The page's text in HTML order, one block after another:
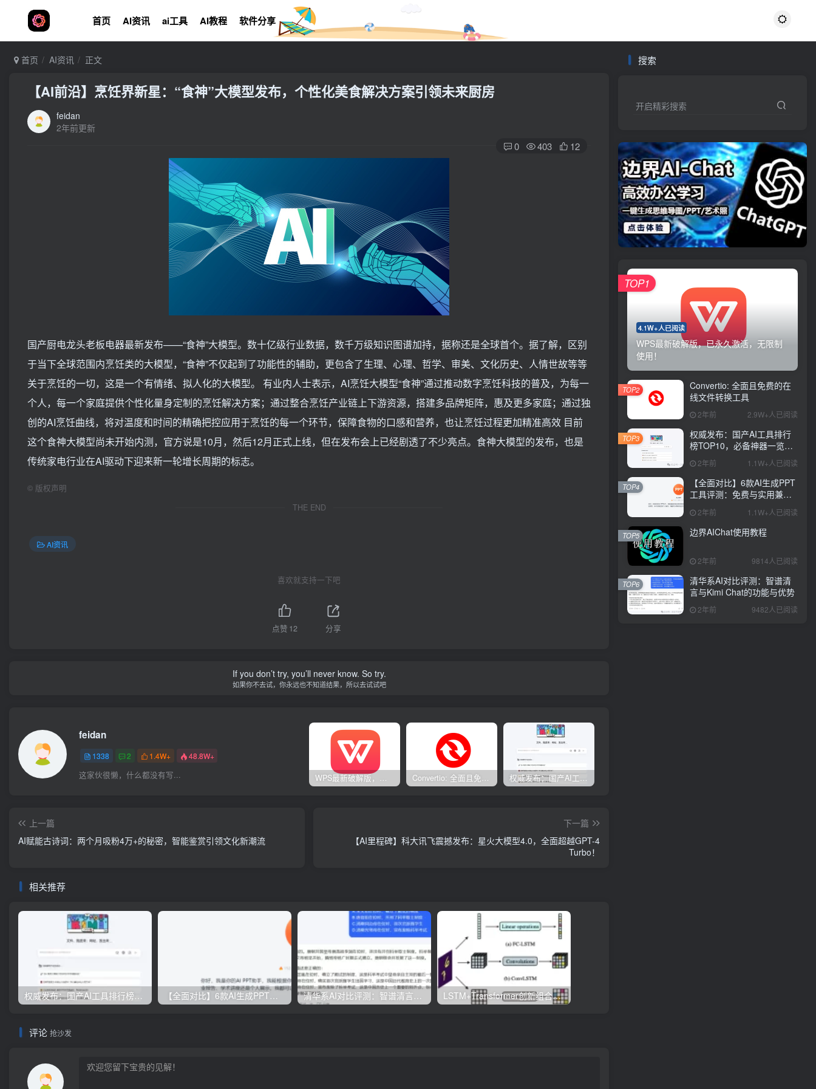
首页 AI资讯 ai工具 AI教程 软件分享
首页 AI资讯 正文
【AI前沿】烹饪界新星：“食神”大模型发布，个性化美食解决方案引领未来厨房
feidan
2年前更新
0 403 12
国产厨电龙头老板电器最新发布——“食神”大模型。数十亿级行业数据，数千万级知识图谱加持，据称还是全球首个。据了解，区别
于当下全球范围内烹饪类的大模型，“食神”不仅起到了功能性的辅助，更包含了生理、心理、哲学、审美、文化历史、人情世故等等
关于烹饪的一切，这是一个有情绪、拟人化的大模型。 有业内人士表示，AI烹饪大模型“食神”通过推动数字烹饪科技的普及，为每一
个人，每一个家庭提供个性化量身定制的烹饪解决方案；通过整合烹饪产业链上下游资源，搭建多品牌矩阵，惠及更多家庭；通过独
创的AI烹饪曲线，将对温度和时间的精确把控应用于烹饪的每一个环节，保障食物的口感和营养，也让烹饪过程更加精准高效 目前
这个食神大模型尚未开始内测，官方说是10月，然后12月正式上线，但在发布会上已经剧透了不少亮点。食神大模型的发布，也是
传统家电行业在AI驱动下迎来新一轮增长周期的标志。
© 版权声明
THE END
AI资讯
喜欢就支持一下吧
点赞 12 分享
If you don’t try, you’ll never know. So try.
如果你不去试，你永远也不知道结果，所以去试试吧
feidan
1338 2 1.4W+ 48.8W+
这家伙很懒，什么都没有写...
上一篇
AI赋能古诗词：两个月吸粉4万+的秘密，智能鉴赏引领文化新潮流
下一篇
【AI里程碑】科大讯飞震撼发布：星火大模型4.0，全面超越GPT-4
Turbo！
相关推荐
权威发布：国产AI工具排行榜TOP10，必备神器一览无余 【全面对比】6款AI生成PPT工具评测：免费与实用兼具，哪款更胜一筹？ LSTM+Transformer创新组合荣登Nature：开启深度学习新纪元
评论 抢沙发
搜索
开启精彩搜索
4.1W+人已阅读
WPS最新破解版，已永久激活，无限制
使用！
TOP1
Convertio: 全面且免费的在
线文件转换工具
2年前 2.9W+人已阅读
TOP2
权威发布：国产AI工具排行
榜TOP10，必备神器一览无
2年前 1.1W+人已阅读
TOP3
【全面对比】6款AI生成PPT
工具评测：免费与实用兼
具，哪款更胜一筹？
2年前 1.1W+人已阅读
TOP4
边界AIChat使用教程
2年前 9814人已阅读
TOP5
清华系AI对比评测：智谱清
言与Kimi Chat的功能与优势
2年前 9482人已阅读
TOP6